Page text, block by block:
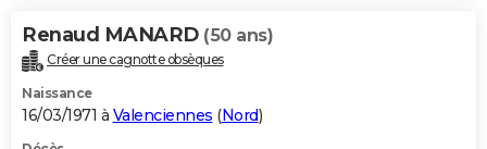
Renaud MANARD (50 ans)
Créer une cagnotte obsèques
Naissance
16/03/1971 à Valenciennes (Nord)